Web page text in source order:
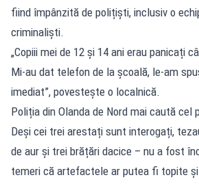
fiind împânzită de polițiști, inclusiv o
criminaliști.
„Copiii mei de 12 și 14 ani erau panicați
Mi-au dat telefon de la școală, le-am
imediat”, povestește o localnică.
Poliția din Olanda de Nord mai caută cel
Deși cei trei arestați sunt interogați,
de aur și trei brățări dacice – nu a fost
temeri că artefactele ar putea fi topite